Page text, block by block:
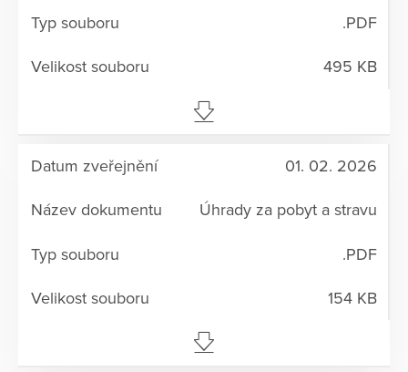
.PDF
495 KB
01. 02. 2026
Úhrady za pobyt a stravu
.PDF
154 KB